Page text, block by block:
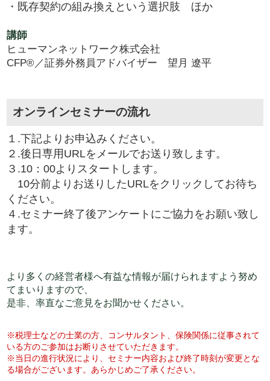
・既存契約の組み換えという選択肢 ほか
講師
ヒューマンネットワーク株式会社
CFP®／証券外務員アドバイザー 望月 遼平
オンラインセミナーの流れ
１.下記よりお申込みください。
２.後日専用URLをメールでお送り致します。
３.10：00よりスタートします。
10分前よりお送りしたURLをクリックしてお待ち
ください。
４.セミナー終了後アンケートにご協力をお願い致し
ます。
より多くの経営者様へ有益な情報が届けられますよう努め
てまいりますので、
是非、率直なご意見をお聞かせください。
※税理士などの士業の方、コンサルタント、保険関係に従事されて
いる方のご参加はお断りさせていただきます。
※当日の進行状況により、セミナー内容および終了時刻が変更とな
る場合がございます。あらかじめご了承ください。